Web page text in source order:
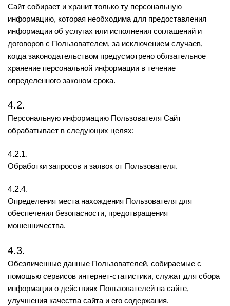
Сайт собирает и хранит только ту персональную
информацию, которая необходима для предоставления
информации об услугах или исполнения соглашений и
договоров с Пользователем, за исключением случаев,
когда законодательством предусмотрено обязательное
хранение персональной информации в течение
определенного законом срока.
4.2.
Персональную информацию Пользователя Сайт
обрабатывает в следующих целях:
4.2.1.
Обработки запросов и заявок от Пользователя.
4.2.4.
Определения места нахождения Пользователя для
обеспечения безопасности, предотвращения
мошенничества.
4.3.
Обезличенные данные Пользователей, собираемые с
помощью сервисов интернет-статистики, служат для сбора
информации о действиях Пользователей на сайте,
улучшения качества сайта и его содержания.